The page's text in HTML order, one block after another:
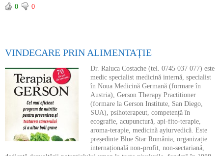
0 0
VINDECARE PRIN ALIMENTAȚIE
Dr. Raluca Costache (tel. 0745 037 077) este
medic specialist medicină internă, specialist
în Noua Medicină Germană (formare în
Austria), Gerson Therapy Practitioner
(formare la Gerson Institute, San Diego,
SUA), psihoterapeut, competență în
ecografie, acupunctură, api-fito-terapie,
aroma-terapie, medicină ayiurvedică. Este
președinte Blue Star România, organizație
internațională non-profit, non-sectariană,